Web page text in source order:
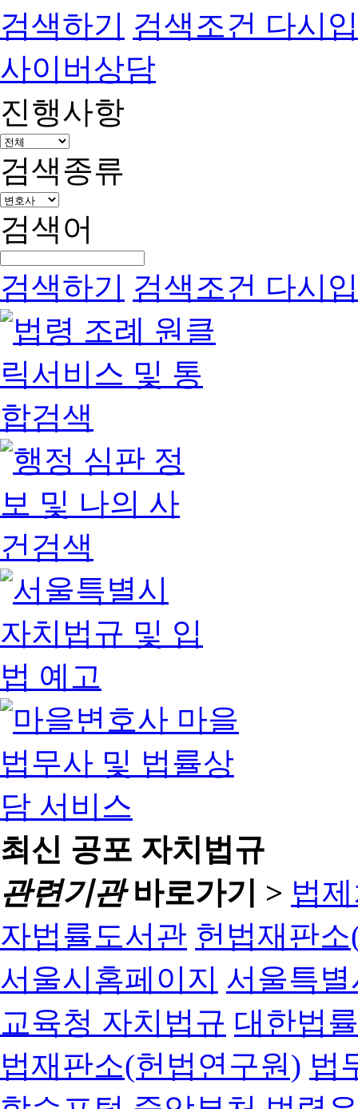
검색하기 검색조건 다시
사이버상담
진행사항
검색종류
검색어
검색하기 검색조건 다시
최신 공포 자치법규
관련기관바로가기 > 법
자법률도서관 헌법재판
서울시홈페이지 서울특
교육청 자치법규 대한법
법재판소(헌법연구원) 법